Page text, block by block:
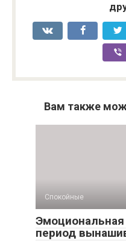
Вам также
Спокойные
период